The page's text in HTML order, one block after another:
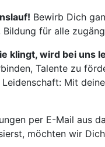
Bewirb Dich
für alle
klingt, wird bei uns
Talente zu
Mit
per E-Mail aus
möchten wir